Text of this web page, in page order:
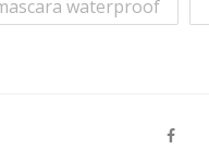
waterproof